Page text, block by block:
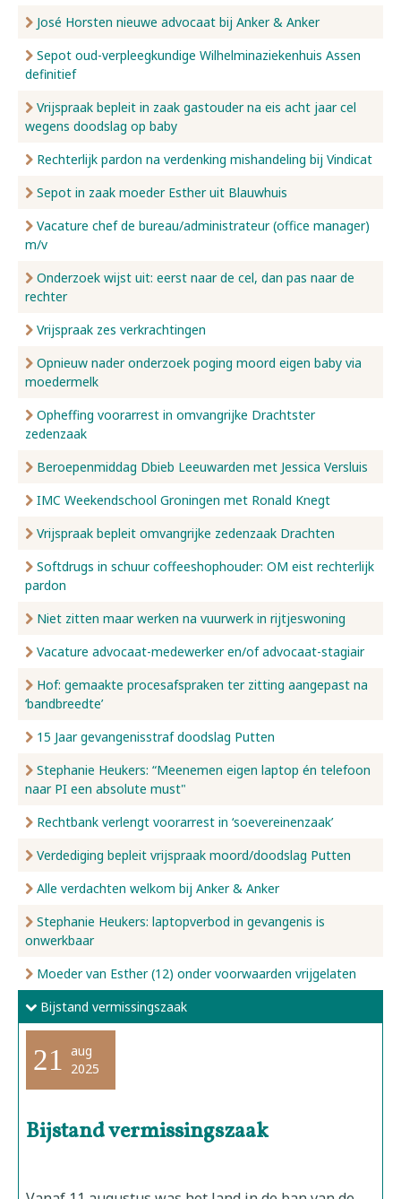
José Horsten nieuwe advocaat bij Anker & Anker
Sepot oud-verpleegkundige Wilhelminaziekenhuis Assen
definitief
Vrijspraak bepleit in zaak gastouder na eis acht jaar cel
wegens doodslag op baby
Rechterlijk pardon na verdenking mishandeling bij Vindicat
Sepot in zaak moeder Esther uit Blauwhuis
Vacature chef de bureau/administrateur (office manager)
m/v
Onderzoek wijst uit: eerst naar de cel, dan pas naar de
rechter
Vrijspraak zes verkrachtingen
Opnieuw nader onderzoek poging moord eigen baby via
moedermelk
Opheffing voorarrest in omvangrijke Drachtster
zedenzaak
Beroepenmiddag Dbieb Leeuwarden met Jessica Versluis
IMC Weekendschool Groningen met Ronald Knegt
Vrijspraak bepleit omvangrijke zedenzaak Drachten
Softdrugs in schuur coffeeshophouder: OM eist rechterlijk
pardon
Niet zitten maar werken na vuurwerk in rijtjeswoning
Vacature advocaat-medewerker en/of advocaat-stagiair
Hof: gemaakte procesafspraken ter zitting aangepast na
‘bandbreedte’
15 Jaar gevangenisstraf doodslag Putten
Stephanie Heukers: “Meenemen eigen laptop én telefoon
naar PI een absolute must"
Rechtbank verlengt voorarrest in ‘soevereinenzaak’
Verdediging bepleit vrijspraak moord/doodslag Putten
Alle verdachten welkom bij Anker & Anker
Stephanie Heukers: laptopverbod in gevangenis is
onwerkbaar
Moeder van Esther (12) onder voorwaarden vrijgelaten
Bijstand vermissingszaak
21
aug
2025
Bijstand vermissingszaak